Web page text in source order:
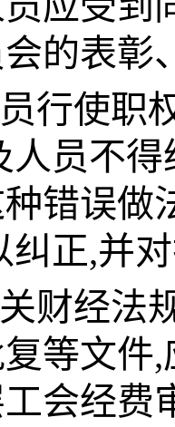
的表彰
行使职
人员不
错误做
纠正,并
财经法
等文件
会经费